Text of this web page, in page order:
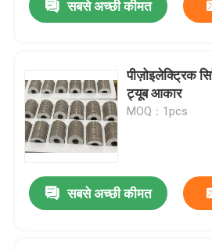
सबसे अच्छी कीमत
पीज़ोइलेक्ट्रिक
ट्यूब आकार
MOQ：1pcs
सबसे अच्छी कीमत